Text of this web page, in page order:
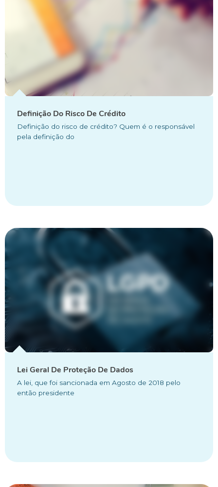
Definição Do Risco De Crédito
Definição do risco de crédito? Quem é o responsável
pela definição do
Lei Geral De Proteção De Dados
A lei, que foi sancionada em Agosto de 2018 pelo
então presidente